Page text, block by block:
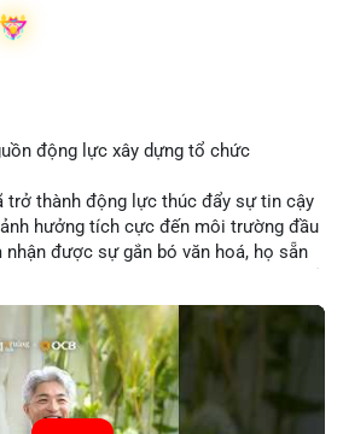
động lực xây dựng tổ chức
trở thành động lực thúc đẩy sự tin cậy
hưởng tích cực đến môi trường đầu
được sự gắn bó văn hoá, họ sẵn
và tiền mã hoá. Sự tăng cường niềm
thị trường, cải thiện chi phí vốn và thúc
của ngành công nghệ tài chính. Các
tinh thần này để xây dựng chiến lược
thu hút vốn đầu tư.